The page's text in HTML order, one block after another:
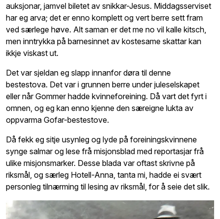
auksjonar, jamvel biletet av snikkar-Jesus. Middagsserviset
har eg arva; det er enno komplett og vert berre sett fram
ved særlege høve. Alt saman er det me no vil kalle kitsch,
men inntrykka på barnesinnet av kostesame skattar kan
ikkje viskast ut.
Det var sjeldan eg slapp innanfor døra til denne
bestestova. Det var i grunnen berre under juleselskapet
eller når Gommer hadde kvinneforeining. Då vart det fyrt i
omnen, og eg kan enno kjenne den særeigne lukta av
oppvarma Gofar-bestestove.
Då fekk eg sitje usynleg og lyde på foreiningskvinnene
synge salmar og lese frå misjonsblad med reportasjar frå
ulike misjonsmarker. Desse blada var oftast skrivne på
riksmål, og særleg Hotell-Anna, tanta mi, hadde ei svært
personleg tilnærming til lesing av riksmål, for å seie det slik.